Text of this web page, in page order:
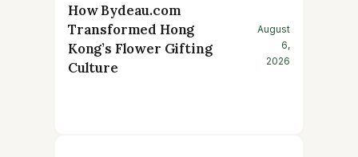
How Bydeau.com
Transformed Hong
Kong’s Flower Gifting
Culture
August
6,
2026